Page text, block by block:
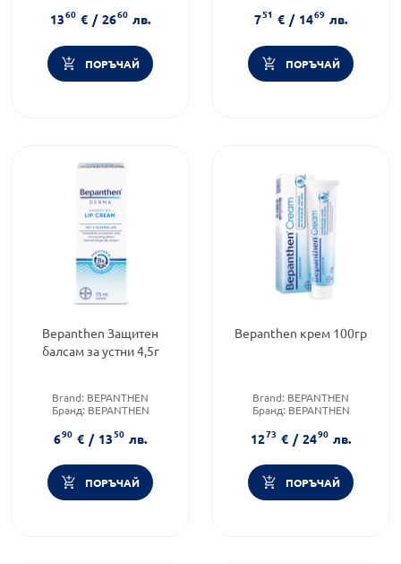
Форма на продукта: унгвент
1360 € / 2660 лв.
ПОРЪЧАЙ
Приложение:дермално
751 € / 1469 лв.
ПОРЪЧАЙ
Bepanthen Защитен
балсам за устни 4,5г
Brand: BEPANTHEN
Бранд: BEPANTHEN
690 € / 1350 лв.
ПОРЪЧАЙ
Bepanthen крем 100гр
Brand: BEPANTHEN
Бранд: BEPANTHEN
1273 € / 2490 лв.
ПОРЪЧАЙ